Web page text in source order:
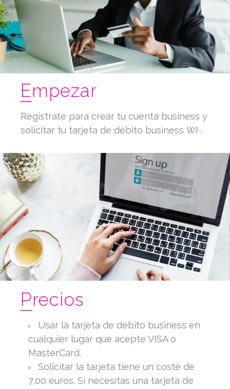
Empezar
Regístrate para crear tu cuenta business y
solicitar tu tarjeta de débito business WI··.
Precios
Usar la tarjeta de débito business en
cualquier lugar que acepte VISA o
MasterCard.
Solicitar la tarjeta tiene un coste de
7,00 euros. Si necesitas una tarjeta de